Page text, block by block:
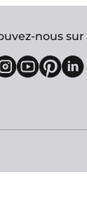
nous sur